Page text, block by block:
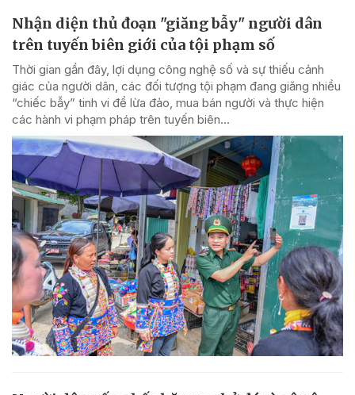
Nhận diện thủ đoạn "giăng bẫy" người dân
trên tuyến biên giới của tội phạm số
Thời gian gần đây, lợi dụng công nghệ số và sự thiếu cảnh
giác của người dân, các đối tượng tội phạm đang giăng nhiều
“chiếc bẫy” tinh vi để lừa đảo, mua bán người và thực hiện
các hành vi phạm pháp trên tuyến biên...